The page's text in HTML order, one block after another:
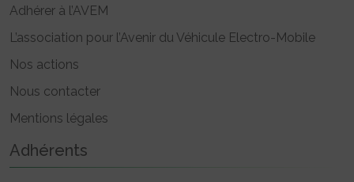
Adhérer à l’AVEM
L’association pour l’Avenir du Véhicule Electro-Mobile
Nos actions
Nous contacter
Mentions légales
Adhérents